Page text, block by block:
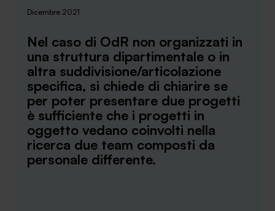
Dicembre 2021
Nel caso di OdR non organizzati in
una struttura dipartimentale o in
altra suddivisione/articolazione
specifica, si chiede di chiarire se
per poter presentare due progetti
è sufficiente che i progetti in
oggetto vedano coinvolti nella
ricerca due team composti da
personale differente.